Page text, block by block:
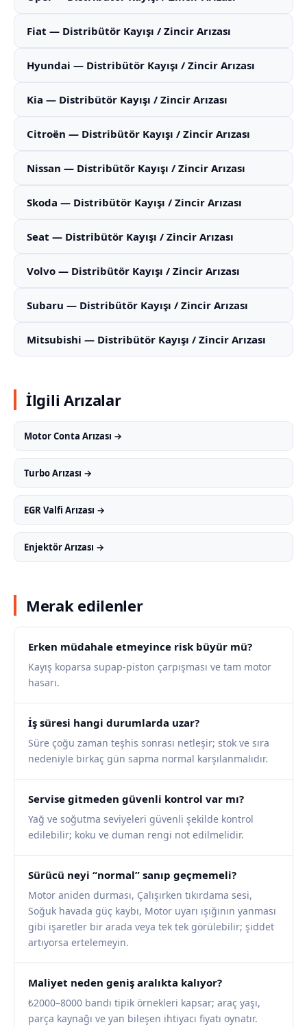
Fiat — Distribütör Kayışı / Zincir Arızası
Hyundai — Distribütör Kayışı / Zincir Arızası
Kia — Distribütör Kayışı / Zincir Arızası
Citroën — Distribütör Kayışı / Zincir Arızası
Nissan — Distribütör Kayışı / Zincir Arızası
Skoda — Distribütör Kayışı / Zincir Arızası
Seat — Distribütör Kayışı / Zincir Arızası
Volvo — Distribütör Kayışı / Zincir Arızası
Subaru — Distribütör Kayışı / Zincir Arızası
Mitsubishi — Distribütör Kayışı / Zincir Arızası
İlgili Arızalar
Motor Conta Arızası →
Turbo Arızası →
EGR Valfi Arızası →
Enjektör Arızası →
Merak edilenler
Erken müdahale etmeyince risk büyür mü?
Kayış koparsa supap-piston çarpışması ve tam motor
hasarı.
İş süresi hangi durumlarda uzar?
Süre çoğu zaman teşhis sonrası netleşir; stok ve sıra
nedeniyle birkaç gün sapma normal karşılanmalıdır.
Servise gitmeden güvenli kontrol var mı?
Yağ ve soğutma seviyeleri güvenli şekilde kontrol
edilebilir; koku ve duman rengi not edilmelidir.
Sürücü neyi “normal” sanıp geçmemeli?
Motor aniden durması, Çalışırken tıkırdama sesi,
Soğuk havada güç kaybı, Motor uyarı ışığının yanması
gibi işaretler bir arada veya tek tek görülebilir; şiddet
artıyorsa ertelemeyin.
Maliyet neden geniş aralıkta kalıyor?
₺2000–8000 bandı tipik örnekleri kapsar; araç yaşı,
parça kaynağı ve yan bileşen ihtiyacı fiyatı oynatır.